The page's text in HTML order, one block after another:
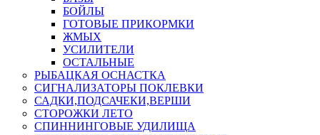
БОЙЛЫ
ГОТОВЫЕ ПРИКОРМКИ
ЖМЫХ
УСИЛИТЕЛИ
ОСТАЛЬНЫЕ
РЫБАЦКАЯ ОСНАСТКА
СИГНАЛИЗАТОРЫ ПОКЛЕВКИ
САДКИ,ПОДСАЧЕКИ,ВЕРШИ
СТОРОЖКИ ЛЕТО
СПИННИНГОВЫЕ УДИЛИЩА